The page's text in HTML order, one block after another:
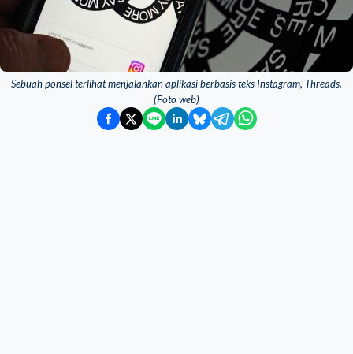
Sebuah ponsel terlihat menjalankan aplikasi berbasis teks Instagram, Threads.
(Foto web)